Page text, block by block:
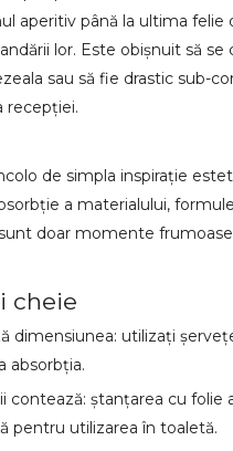
aperitiv până la ultima
lor. Este obișnuit să
sau să fie drastic sub-
recepției.
de simpla inspirație
a materialului,
doar momente
cheie
dimensiunea: utilizați
absorbția.
contează: ștanțarea cu
pentru utilizarea în toaletă.